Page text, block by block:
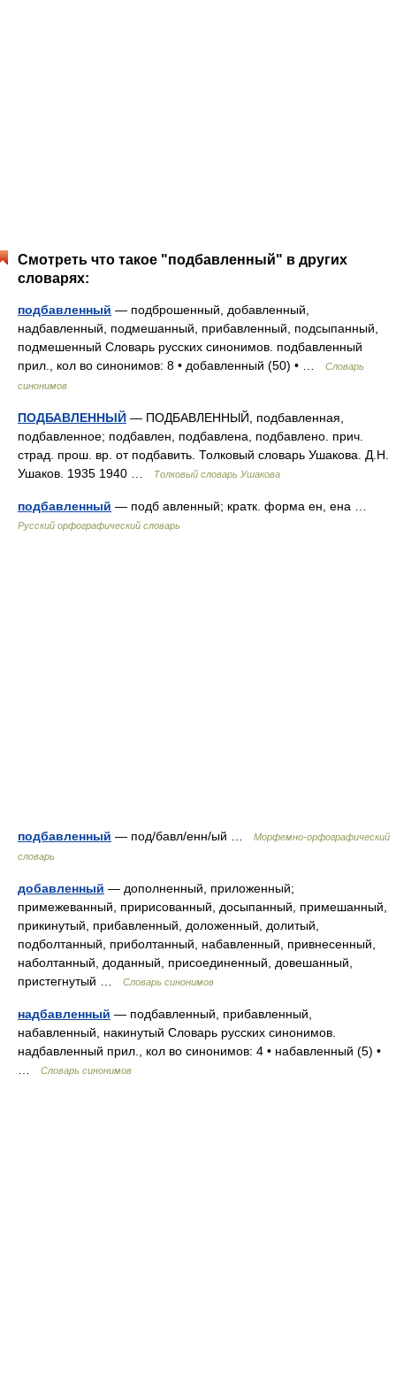
Смотреть что такое "подбавленный" в других
словарях:
подбавленный — подброшенный, добавленный,
надбавленный, подмешанный, прибавленный, подсыпанный,
подмешенный Словарь русских синонимов. подбавленный
прил., кол во синонимов: 8 • добавленный (50) • …
Словарь
синонимов
ПОДБАВЛЕННЫЙ — ПОДБАВЛЕННЫЙ, подбавленная,
подбавленное; подбавлен, подбавлена, подбавлено. прич.
страд. прош. вр. от подбавить. Толковый словарь Ушакова. Д.Н.
Ушаков. 1935 1940 …
Толковый словарь Ушакова
подбавленный — подб авленный; кратк. форма ен, ена …
Русский орфографический словарь
подбавленный — под/бавл/енн/ый …
Морфемно-орфографический
словарь
добавленный — дополненный, приложенный;
примежеванный, пририсованный, досыпанный, примешанный,
прикинутый, прибавленный, доложенный, долитый,
подболтанный, приболтанный, набавленный, привнесенный,
наболтанный, доданный, присоединенный, довешанный,
пристегнутый …
Словарь синонимов
надбавленный — подбавленный, прибавленный,
набавленный, накинутый Словарь русских синонимов.
надбавленный прил., кол во синонимов: 4 • набавленный (5) •
Словарь синонимов